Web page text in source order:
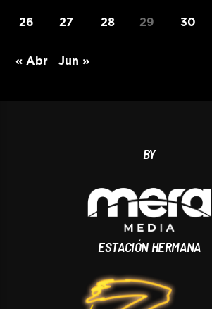
26 27 28 29 30
« Abr Jun »
BY
ESTACIÓN HERMANA